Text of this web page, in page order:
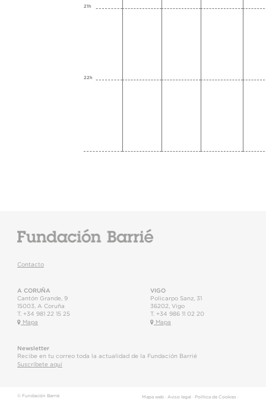
21h
22h
Contacto
A CORUÑA
Cantón Grande, 9
15003
A Coruña
T. +34 981 22 15 25
Mapa
VIGO
Policarpo Sanz, 31
36202 Vigo
T. +34 986 11 02 20
Mapa
Newsletter
Recibe en tu correo toda la actualidad de la Fundación Barrié
Suscríbete aquí
© Fundación Barrié Mapa web· Aviso legal · Política de Cookies ·